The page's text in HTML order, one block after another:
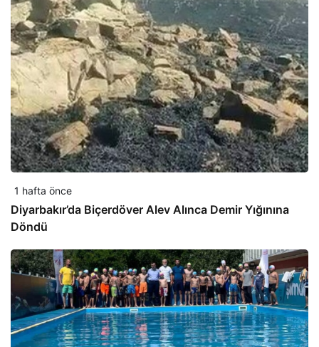
1 hafta önce
Diyarbakır’da Biçerdöver Alev Alınca Demir Yığınına
Döndü